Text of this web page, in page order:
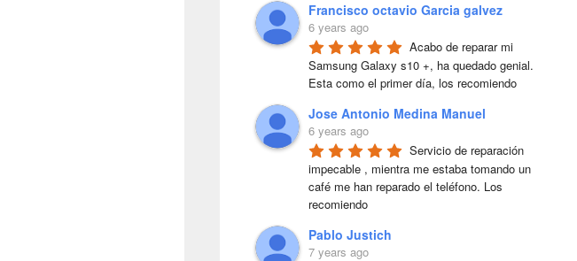
Francisco octavio Garcia galvez
6 years ago
Acabo de reparar mi
Samsung Galaxy s10 +, ha quedado genial.
Esta como el primer día, los recomiendo
Jose Antonio Medina Manuel
6 years ago
Servicio de reparación
impecable , mientra me estaba tomando un
café me han reparado el teléfono. Los
recomiendo
Pablo Justich
7 years ago